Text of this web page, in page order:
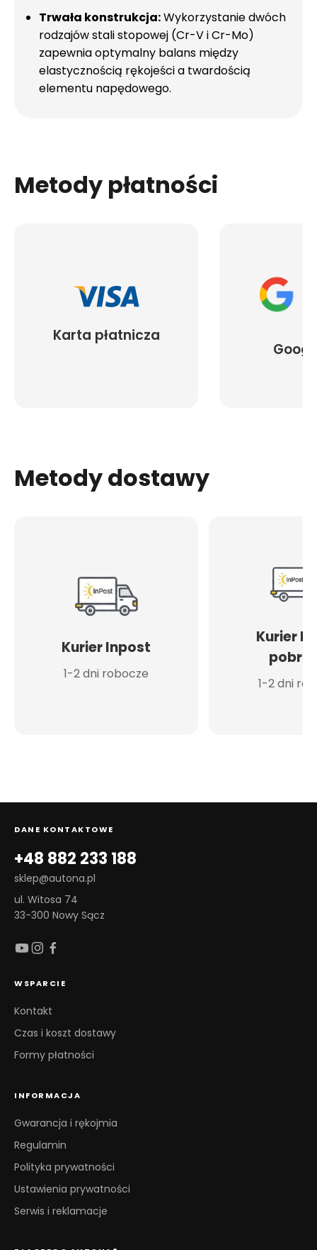
Trwała konstrukcja:Wykorzystanie dwóch
rodzajów stali stopowej (Cr-V i Cr-Mo)
zapewnia optymalny balans między
elastycznością rękojeści a twardością
elementu napędowego.
Metody płatności
Karta płatnicza
Metody dostawy
Kurier Inpost
1-2 dni robocze
Kurier
1-2 dni
DANE KONTAKTOWE
+48 882 233 188
sklep@autona.pl
ul. Witosa 74
33-300 Nowy Sącz
WSPARCIE
Kontakt
Czas i koszt dostawy
Formy płatności
INFORMACJA
Gwarancja i rękojmia
Regulamin
Polityka prywatności
Ustawienia prywatności
Serwis i reklamacje